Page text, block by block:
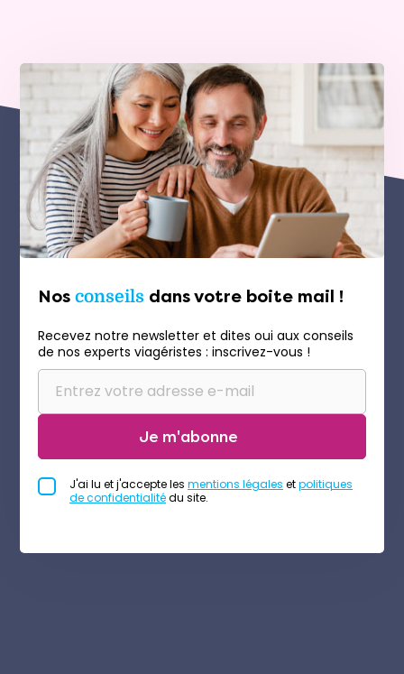
Nos conseils dans votre boite mail !
Recevez notre newsletter et dites oui aux conseils
de nos experts viagéristes : inscrivez-vous !
Je m'abonne
J'ai lu et j'accepte les mentions légales etpolitiques
de confidentialitédu site.